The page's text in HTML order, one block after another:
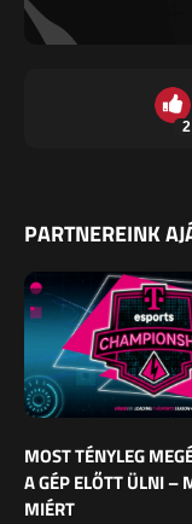
2
PARTNEREINK
MOST TÉNYLEG
A GÉP ELŐTT ÜLNI –
MIÉRT